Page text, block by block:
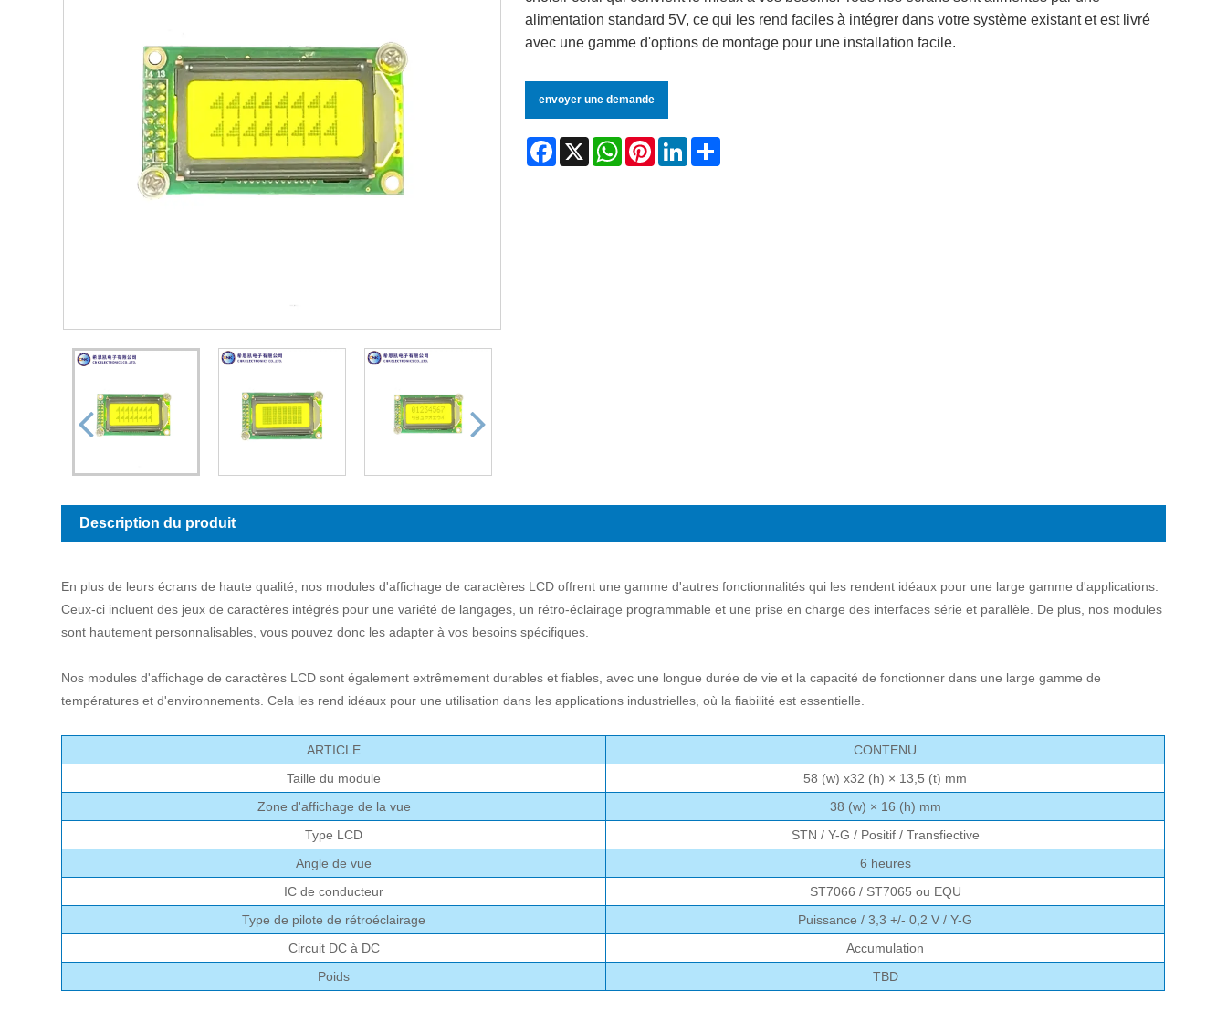
alimentation standard 5V, ce qui les rend faciles à intégrer dans votre système existant et est livré
avec une gamme d'options de montage pour une installation facile.
envoyer une demande
Facebook
X WhatsApp
PinterestLinkedIn
Description du produit
En plus de leurs écrans de haute qualité, nos modules d'affichage de caractères LCD offrent une gamme d'autres fonctionnalités qui les rendent idéaux pour une large gamme d'applications.
Ceux-ci incluent des jeux de caractères intégrés pour une variété de langages, un rétro-éclairage programmable et une prise en charge des interfaces série et parallèle. De plus, nos modules
sont hautement personnalisables, vous pouvez donc les adapter à vos besoins spécifiques.
Nos modules d'affichage de caractères LCD sont également extrêmement durables et fiables, avec une longue durée de vie et la capacité de fonctionner dans une large gamme de
températures et d'environnements. Cela les rend idéaux pour une utilisation dans les applications industrielles, où la fiabilité est essentielle.
ARTICLE
CONTENU
Taille du module
58 (w) x32 (h) × 13,5 (t) mm
Zone d'affichage de la vue
38 (w) × 16 (h) mm
Type LCD
STN / Y-G / Positif / Transfiective
Angle de vue
6 heures
IC de conducteur
ST7066 / ST7065 ou EQU
Type de pilote de rétroéclairage
Puissance / 3,3 +/- 0,2 V / Y-G
Circuit DC à DC
Accumulation
Poids
TBD